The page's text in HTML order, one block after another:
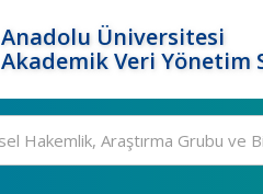
Anadolu Üniversitesi
Akademik Veri Yönetim